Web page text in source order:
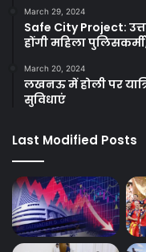
March 29, 2024
Safe City Project:
होंगी महिला
March 20, 2024
लखनऊ में होली पर
सुविधाएं
Last Modified Posts